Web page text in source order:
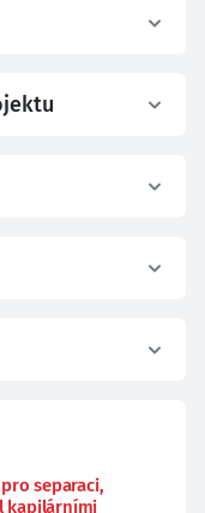
separaci,
kapilárními